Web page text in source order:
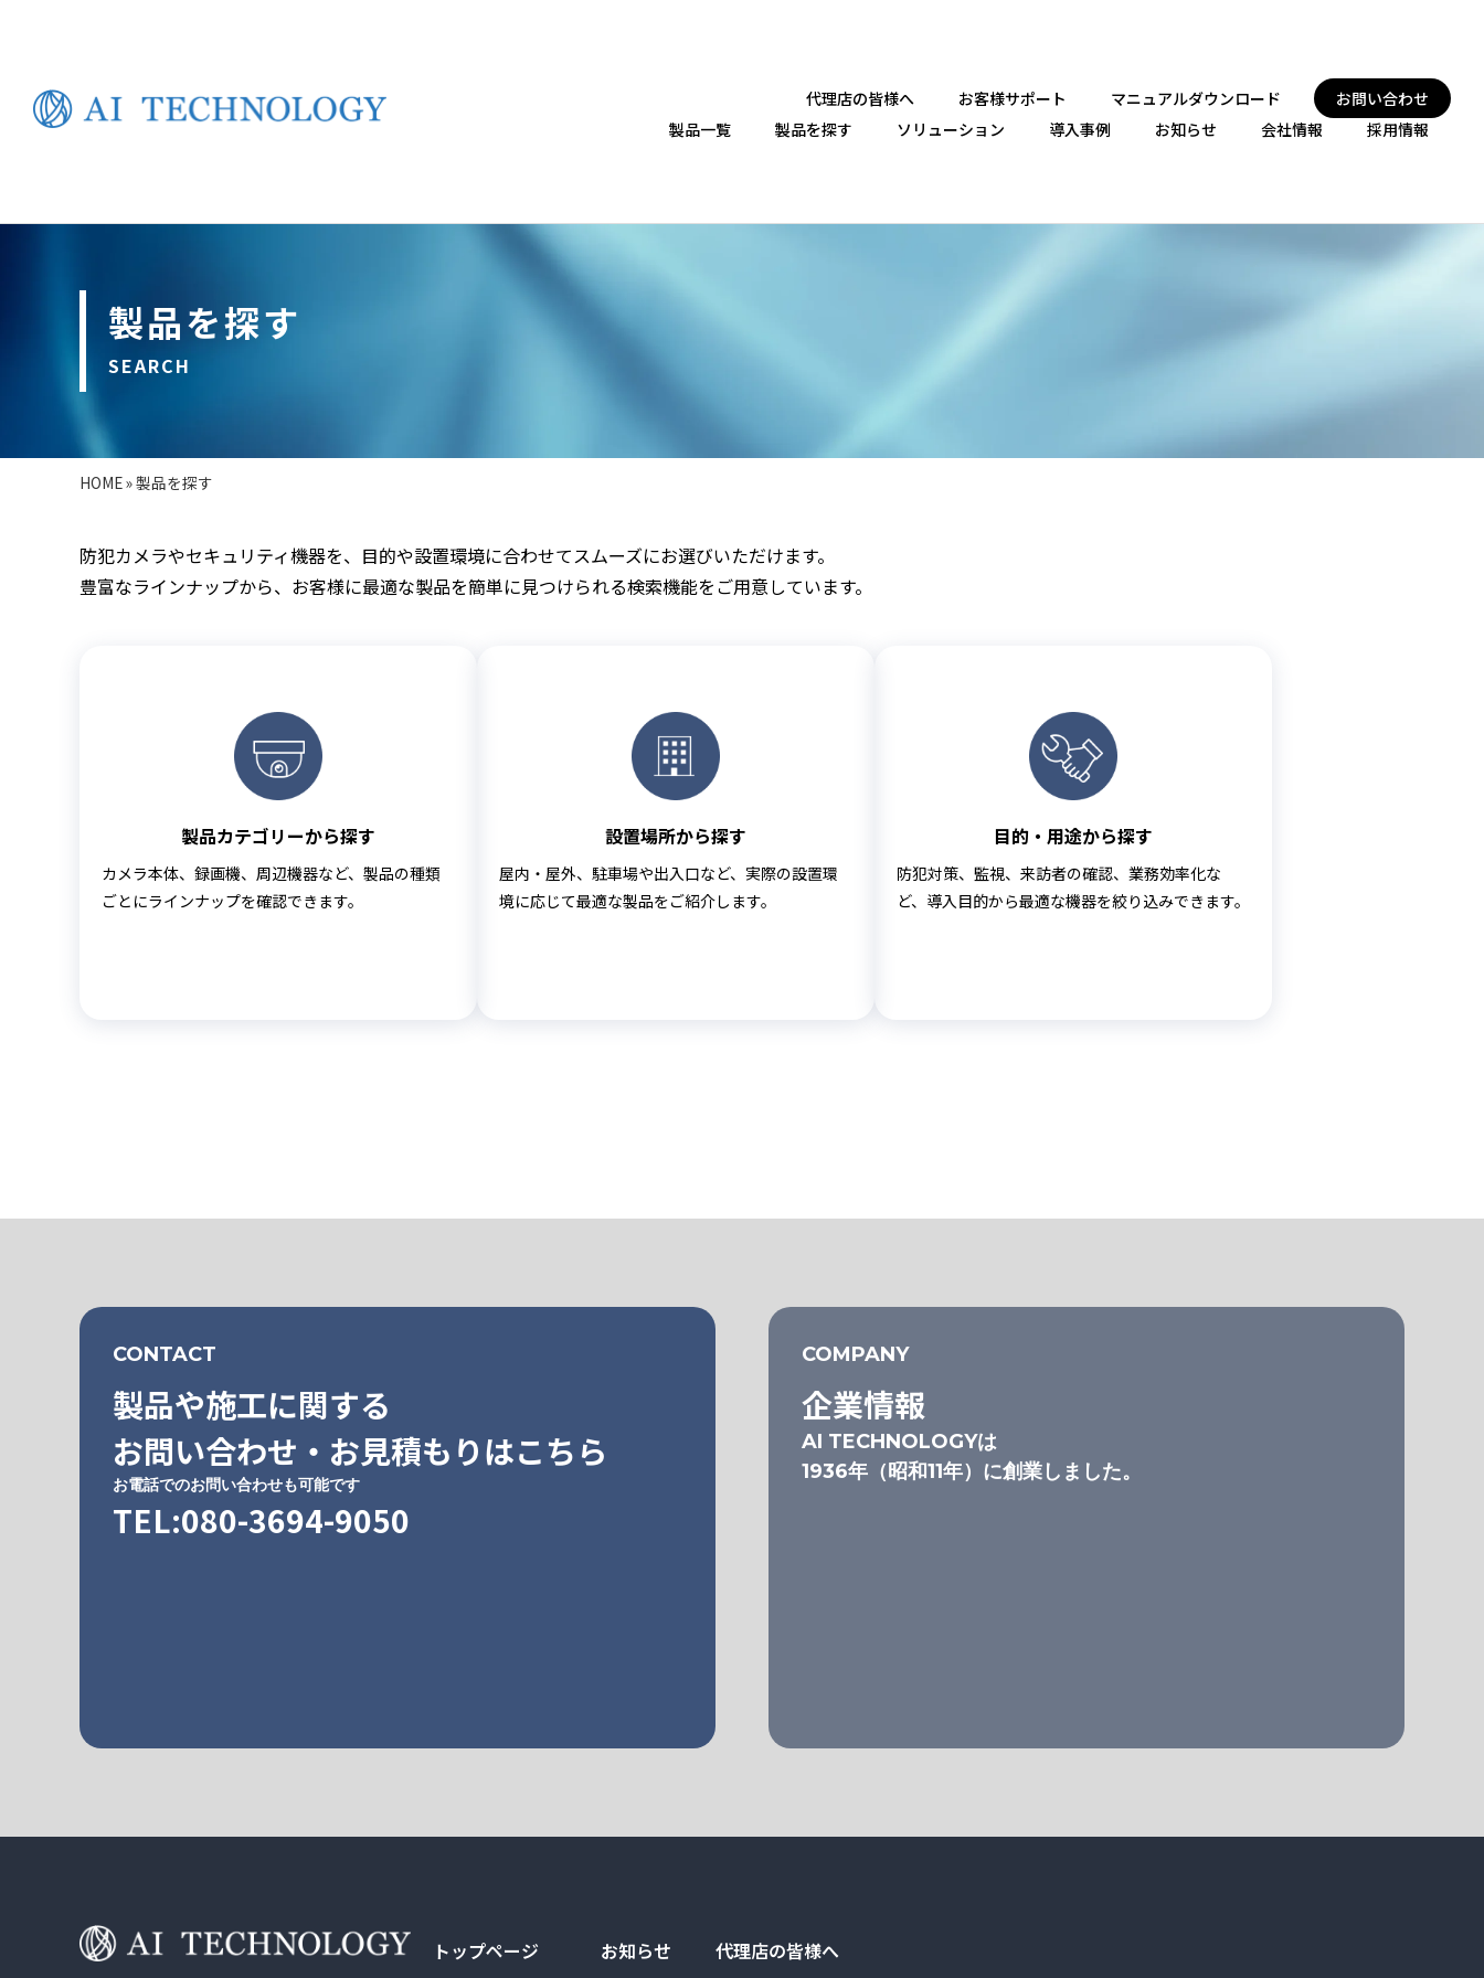
代理店の皆様へ お客様サポート マニュアルダウンロード
お問い合わせ
製品一覧
製品を探す ソリューション 導入事例 お知らせ 会社情報 採用情報
製品を探す
SEARCH
HOME»製品を探す
防犯カメラやセキュリティ機器を、目的や設置環境に合わせてスムーズにお選びいただけます。
豊富なラインナップから、お客様に最適な製品を簡単に見つけられる検索機能をご用意しています。
製品カテゴリーから探す
カメラ本体、録画機、周辺機器など、製品の種類
ごとにラインナップを確認できます。
設置場所から探す
屋内・屋外、駐車場や出入口など、実際の設置環
境に応じて最適な製品をご紹介します。
目的・用途から探す
防犯対策、監視、来訪者の確認、業務効率化な
ど、導入目的から最適な機器を絞り込みできます。
CONTACT
製品や施工に関する
お問い合わせ・お見積もりはこちら
お電話でのお問い合わせも可能です
TEL:080-3694-9050
COMPANY
企業情報
AI TECHNOLOGYは
1936年（昭和11年）に創業しました。
トップページ お知らせ 代理店の皆様へ